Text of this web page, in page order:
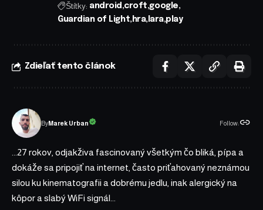
Štítky: android croft google
Guardian of Light hra lara play
Zdieľať tento článok
ByMarek Urban Follow:
...27 rokov, odjakživa fascinovaný všetkým čo bliká, pípa a
dokáže sa pripojiť na internet, často priťahovaný neznámou
silou ku kinematografii a dobrému jedlu, inak alergický na
kôpor a slabý WiFi signál...